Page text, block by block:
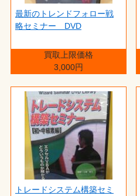
最新のトレンドフォロー戦
略セミナー DVD
買取上限価格
3,000円
トレードシステム構築セミ